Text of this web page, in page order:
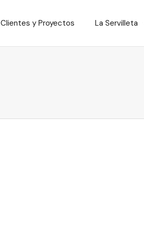
Clientes y Proyectos La Servilleta